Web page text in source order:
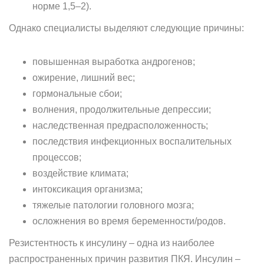
норме 1,5–2).
Однако специалисты выделяют следующие причины:
повышенная выработка андрогенов;
ожирение, лишний вес;
гормональные сбои;
волнения, продолжительные депрессии;
наследственная предрасположенность;
последствия инфекционных воспалительных
процессов;
воздействие климата;
интоксикация организма;
тяжелые патологии головного мозга;
осложнения во время беременности/родов.
Резистентность к инсулину – одна из наиболее
распространенных причин развития ПКЯ. Инсулин –